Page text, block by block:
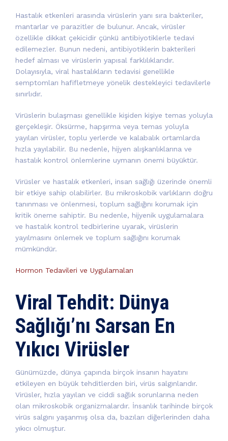
Hastalık etkenleri arasında virüslerin yanı sıra bakteriler,
mantarlar ve parazitler de bulunur. Ancak, virüsler
özellikle dikkat çekicidir çünkü antibiyotiklerle tedavi
edilemezler. Bunun nedeni, antibiyotiklerin bakterileri
hedef alması ve virüslerin yapısal farklılıklarıdır.
Dolayısıyla, viral hastalıkların tedavisi genellikle
semptomları hafifletmeye yönelik destekleyici tedavilerle
sınırlıdır.
Virüslerin bulaşması genellikle kişiden kişiye temas yoluyla
gerçekleşir. Öksürme, hapşırma veya temas yoluyla
yayılan virüsler, toplu yerlerde ve kalabalık ortamlarda
hızla yayılabilir. Bu nedenle, hijyen alışkanlıklarına ve
hastalık kontrol önlemlerine uymanın önemi büyüktür.
Virüsler ve hastalık etkenleri, insan sağlığı üzerinde önemli
bir etkiye sahip olabilirler. Bu mikroskobik varlıkların doğru
tanınması ve önlenmesi, toplum sağlığını korumak için
kritik öneme sahiptir. Bu nedenle, hijyenik uygulamalara
ve hastalık kontrol tedbirlerine uyarak, virüslerin
yayılmasını önlemek ve toplum sağlığını korumak
mümkündür.
Hormon Tedavileri ve Uygulamaları
Viral Tehdit: Dünya
Sağlığı’nı Sarsan En
Yıkıcı Virüsler
Günümüzde, dünya çapında birçok insanın hayatını
etkileyen en büyük tehditlerden biri, virüs salgınlarıdır.
Virüsler, hızla yayılan ve ciddi sağlık sorunlarına neden
olan mikroskobik organizmalardır. İnsanlık tarihinde birçok
virüs salgını yaşanmış olsa da, bazıları diğerlerinden daha
yıkıcı olmuştur.